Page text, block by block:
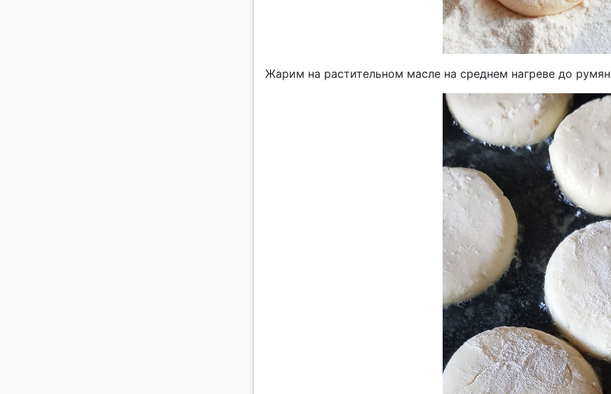
Жарим на растительном масле на среднем нагреве до